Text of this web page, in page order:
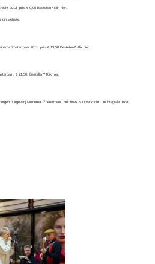
2013, prijs € 9,95 Bestellen? Klikhier
zijnwebsite
Zoetermeer 2011, prijs € 13,50 Bestellen? Klikhier
€ 21,50. Bestellen? Klikhier
Uitgeverij Meinema, Zoetermeer. Het boek is uitverkocht. De integrale tekst